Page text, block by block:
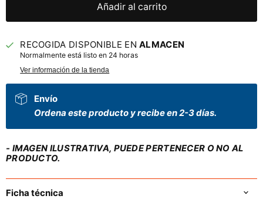
Añadir al carrito
RECOGIDA DISPONIBLE ENALMACEN
Normalmente está listo en 24 horas
Ver información de la tienda
Envío
Ordena este producto y recibe en 2-3 días.
- IMAGEN ILUSTRATIVA, PUEDE PERTENECER O NO AL
PRODUCTO.
Ficha técnica